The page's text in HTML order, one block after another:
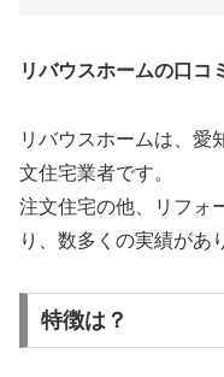
リバウスホームの口コ
リバウスホームは、愛
文住宅業者です。
注文住宅の他、リフォ
り、数多くの実績があ
特徴は？